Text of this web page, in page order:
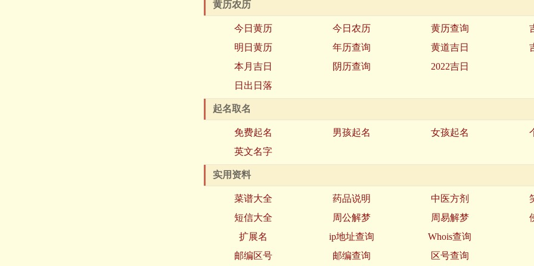
黄历农历
今日黄历 今日农历 黄历查询
明日黄历
年历查询 黄道吉日
本月吉日
阴历查询 2022吉日
日出日落
起名取名
免费起名 男孩起名 女孩起名
英文名字
实用资料
菜谱大全 药品说明 中医方剂
短信大全
周公解梦 周易解梦
扩展名
ip地址查询 Whois查询
邮编区号
邮编查询 区号查询